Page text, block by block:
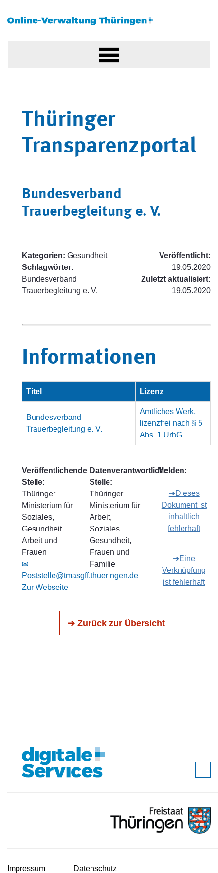
Thüringer
Transparenzportal
Bundesverband
Trauerbegleitung e. V.
Kategorien: Gesundheit
Schlagwörter:
Bundesverband
Trauerbegleitung e. V.
Veröffentlicht:
19.05.2020
Zuletzt aktualisiert:
19.05.2020
Informationen
Titel Lizenz
Bundesverband
Trauerbegleitung e. V.
Amtliches Werk,
lizenzfrei nach § 5
Abs. 1 UrhG
Veröffentlichende
Stelle:
Thüringer
Ministerium für
Soziales,
Gesundheit,
Arbeit und
Frauen
✉
Poststelle@tmasgff.thueringen.de
Zur Webseite
Datenverantwortliche
Stelle:
Thüringer
Ministerium für
Arbeit,
Soziales,
Gesundheit,
Frauen und
Familie
Melden:
➔Dieses
Dokument ist
inhaltlich
fehlerhaft
➔Eine
Verknüpfung
ist fehlerhaft
➔ Zurück zur Übersicht
Impressum Datenschutz